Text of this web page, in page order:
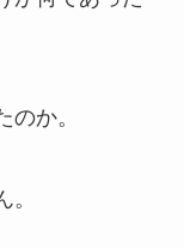
か。